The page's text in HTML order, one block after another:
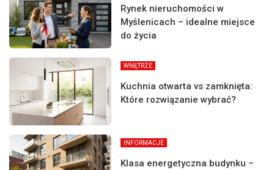
Rynek nieruchomości w
Myślenicach – idealne miejsce
do życia
WNĘTRZE
Kuchnia otwarta vs zamknięta:
Które rozwiązanie wybrać?
INFORMACJE
Klasa energetyczna budynku –